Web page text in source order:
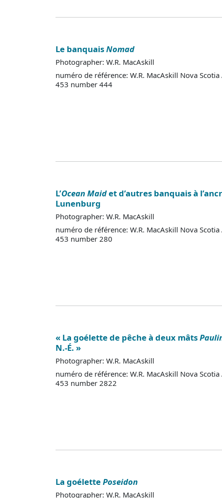
Le banquaisNomad
Photographer: W.R. MacAskill
numéro de référence: W.R. MacAskill Nova
453 number 444
L’Ocean Maidet d’autres banquais à
Lunenburg
Photographer: W.R. MacAskill
numéro de référence: W.R. MacAskill Nova
453 number 280
« La goélette de pêche à deux mâts
N.-É. »
Photographer: W.R. MacAskill
numéro de référence: W.R. MacAskill Nova
453 number 2822
La goélettePoseidon
Photographer: W.R. MacAskill